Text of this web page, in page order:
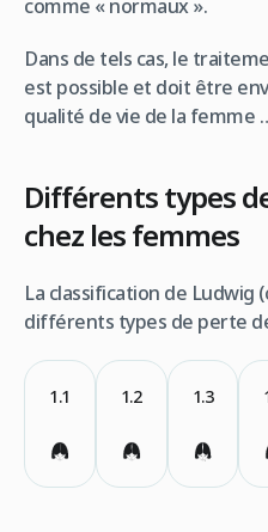
comme « normaux ».
Dans de tels cas, le
est possible et doit être
qualité de vie de la femme
Différents types
chez les femmes
La classification de Ludwig
différents types de perte
1.1 1.2 1.3